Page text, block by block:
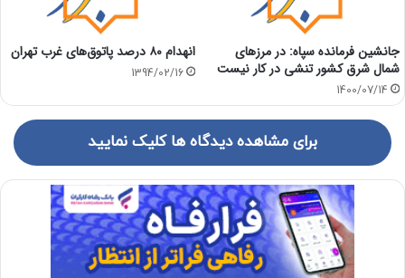
جانشین فرمانده سپاه: در مرزهای
شمال شرق کشور تنشی در کار نیست
1400/07/14
انهدام ۸۰ درصد پاتوق‌های غرب تهران
1394/02/16
برای مشاهده دیدگاه ها کلیک نمایید